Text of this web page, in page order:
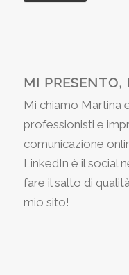
MI PRESENTO,
Mi chiamo Martina
professionisti e
comunicazione
LinkedIn è il social
fare il salto di
mio sito!